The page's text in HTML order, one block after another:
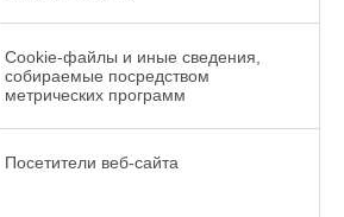
Сookie-файлы и иные сведения,
собираемые посредством
метрических программ
Посетители веб-сайта